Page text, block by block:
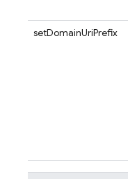
setDomainUriPrefix